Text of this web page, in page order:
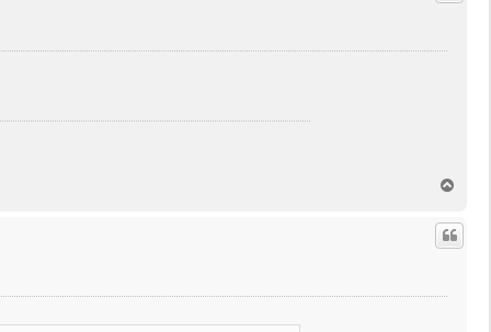
h
o